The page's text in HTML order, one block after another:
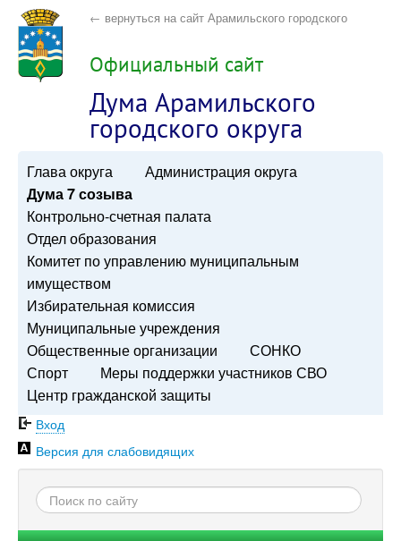
← вернуться на сайт Арамильского городского
округа
Официальный сайт
Дума Арамильского
городского округа
Глава округа
Администрация округа
Дума 7 созыва
Контрольно-счетная палата
Отдел образования
Комитет по управлению муниципальным
имуществом
Избирательная комиссия
Муниципальные учреждения
Общественные организации
СОНКО
Спорт
Меры поддержки участников СВО
Центр гражданской защиты
Вход
Версия для слабовидящих